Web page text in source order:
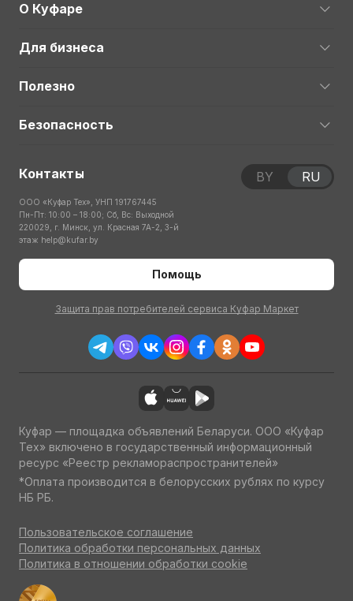
О Куфаре
Для бизнеса
Полезно
Безопасность
Контакты
ООО «Куфар Тех», УНП 191767445
Пн-Пт: 10:00 – 18:00; Сб, Вс: Выходной
220029, г. Минск, ул. Красная 7А-2, 3-й
этаж help@kufar.by
Помощь
Защита прав потребителей сервиса Куфар Маркет
BY RU
Куфар — площадка объявлений Беларуси. ООО «Куфар
Тех» включено в государственный информационный
ресурс «Реестр рекламораспространителей»
*Оплата производится в белорусских рублях по курсу
НБ РБ.
Пользовательское соглашение
Политика обработки персональных данных
Политика в отношении обработки cookie